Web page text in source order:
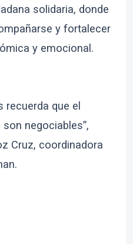
solidaria, donde
y fortalecer
y emocional.
recuerda que el
negociables”,
Cruz, coordinadora